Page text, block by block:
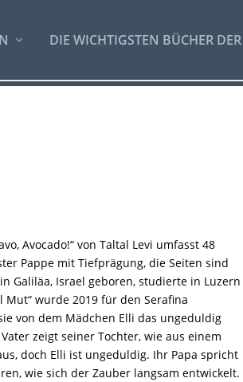
DIE WICHTIGSTEN BÜCHER
Avocado!“ von Taltal Levi umfasst 48
Pappe mit Tiefprägung, die Seiten sind
Galiläa, Israel geboren, studierte in Luzern
wurde 2019 für den Serafina
von dem Mädchen Elli das ungeduldig
zeigt seiner Tochter, wie aus einem
doch Elli ist ungeduldig. Ihr Papa spricht
wie sich der Zauber langsam entwickelt.